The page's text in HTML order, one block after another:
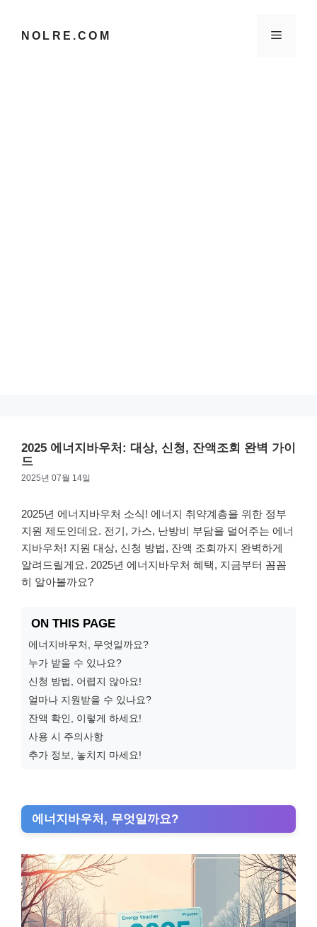
NOLRE.COM 메
2025 에너지바우처: 대상, 신청, 잔액조회 완벽 가이
드
2025년 07월 14일
2025년 에너지바우처 소식! 에너지 취약계층을 위한 정부
지원 제도인데요. 전기, 가스, 난방비 부담을 덜어주는 에너
지바우처! 지원 대상, 신청 방법, 잔액 조회까지 완벽하게
알려드릴게요. 2025년 에너지바우처 혜택, 지금부터 꼼꼼
히 알아볼까요?
ON THIS PAGE
에너지바우처, 무엇일까요?
누가 받을 수 있나요?
신청 방법, 어렵지 않아요!
얼마나 지원받을 수 있나요?
잔액 확인, 이렇게 하세요!
사용 시 주의사항
추가 정보, 놓치지 마세요!
에너지바우처, 무엇일까요?